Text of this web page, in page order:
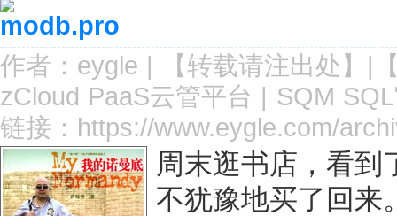
作者： eygle | 【转载请注出处 】|
zCloud PaaS云管平台 | SQM
链接： https://www.eygle.com/
周末逛书店，看到
不犹豫地买了回来